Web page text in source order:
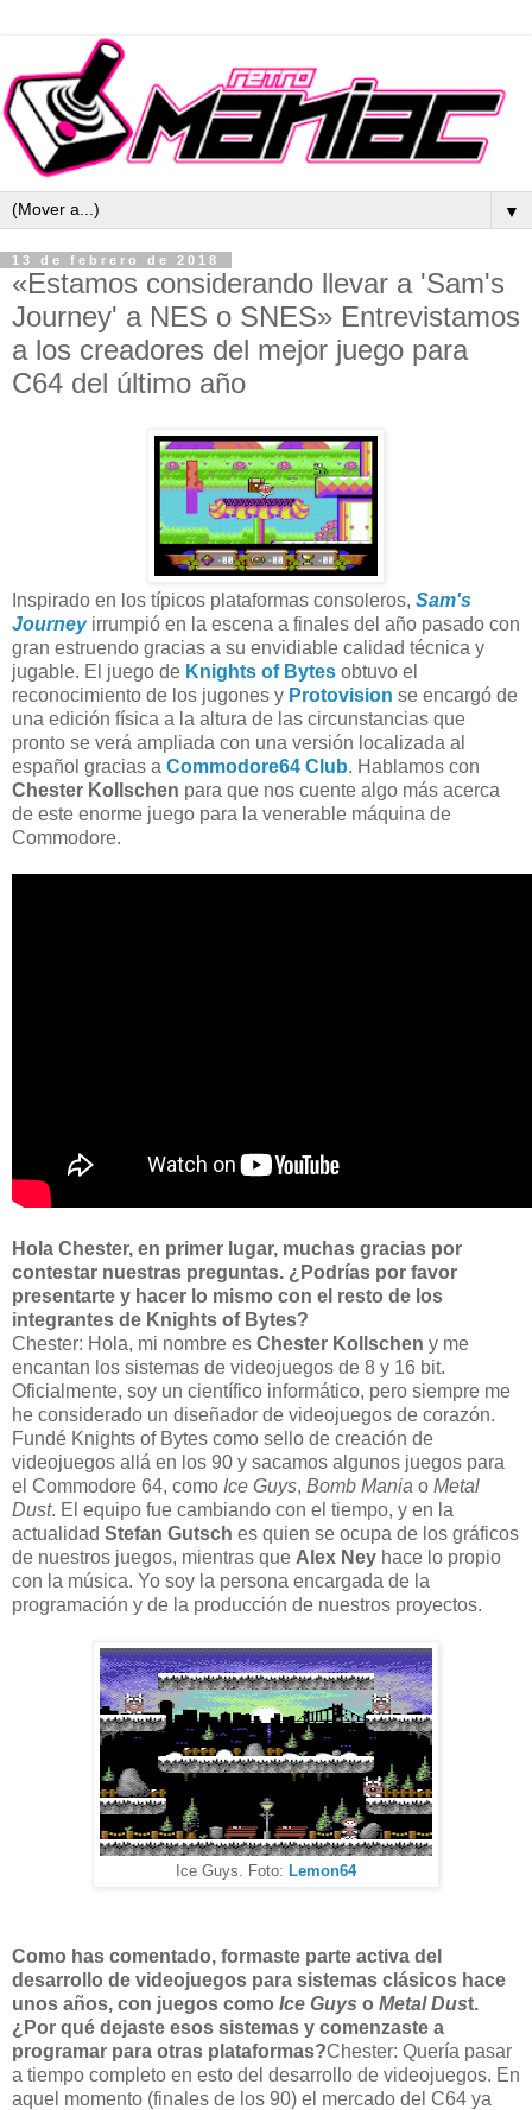
▼
13 de febrero de 2018
«Estamos considerando llevar a 'Sam's
Journey' a NES o SNES» Entrevistamos
a los creadores del mejor juego para
C64 del último año
Inspirado en los típicos plataformas consoleros, Sam's
Journeyirrumpió en la escena a finales del año pasado con
gran estruendo gracias a su envidiable calidad técnica y
jugable. El juego de Knights of Bytes obtuvo el
reconocimiento de los jugones y Protovision se encargó de
una edición física a la altura de las circunstancias que
pronto se verá ampliada con una versión localizada al
español gracias a Commodore64 Club. Hablamos con
Chester Kollschen para que nos cuente algo más acerca
de este enorme juego para la venerable máquina de
Commodore.
Hola Chester, en primer lugar, muchas gracias por
contestar nuestras preguntas. ¿Podrías por favor
presentarte y hacer lo mismo con el resto de los
integrantes de Knights of Bytes?
Chester: Hola, mi nombre es Chester Kollschen y me
encantan los sistemas de videojuegos de 8 y 16 bit.
Oficialmente, soy un científico informático, pero siempre me
he considerado un diseñador de videojuegos de corazón.
Fundé Knights of Bytes como sello de creación de
videojuegos allá en los 90 y sacamos algunos juegos para
el Commodore 64, como Ice Guys, Bomb Mania o Metal
Dust. El equipo fue cambiando con el tiempo, y en la
actualidad Stefan Gutsch es quien se ocupa de los gráficos
de nuestros juegos, mientras que Alex Ney hace lo propio
con la música. Yo soy la persona encargada de la
programación y de la producción de nuestros proyectos.
Ice Guys. Foto: Lemon64
Como has comentado, formaste parte activa del
desarrollo de videojuegos para sistemas clásicos hace
unos años, con juegos como Ice Guys o Metal Dust.
¿Por qué dejaste esos sistemas y comenzaste a
programar para otras plataformas?Chester: Quería pasar
a tiempo completo en esto del desarrollo de videojuegos. En
aquel momento (finales de los 90) el mercado del C64 ya